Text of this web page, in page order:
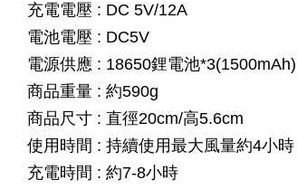
充電電壓 : DC 5V/12A
電池電壓 : DC5V
電源供應 : 18650鋰電池*3(1500mAh)
商品重量 : 約590g
商品尺寸 : 直徑20cm/高5.6cm
使用時間 : 持續使用最大風量約4小時
充電時間 : 約7-8小時